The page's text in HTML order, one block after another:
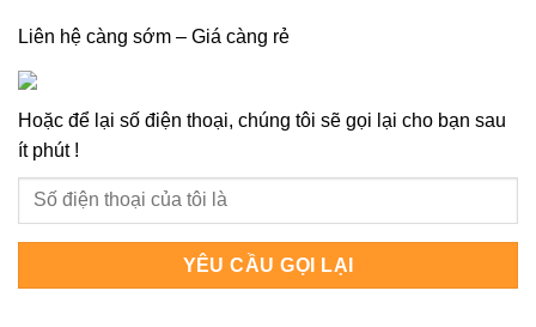
Liên hệ càng sớm – Giá càng rẻ
Hoặc để lại số điện thoại, chúng tôi sẽ gọi lại cho bạn sau
ít phút !